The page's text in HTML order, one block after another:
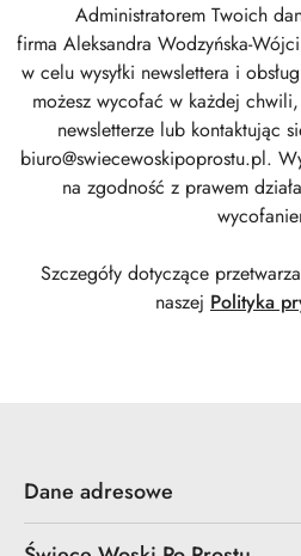
Administratorem Twoich
firma Aleksandra Wodzyńska-
w celu wysyłki newslettera i
możesz wycofać w każdej
newsletterze lub kontaktując
biuro@swiecewoskipoprostu.pl.
na zgodność z prawem
Szczegóły dotyczące
naszej Polityka
Dane adresowe